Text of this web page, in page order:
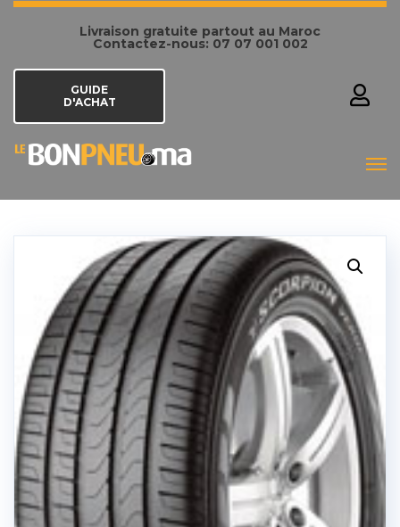
Livraison gratuite partout au Maroc
Contactez-nous: 07 07 001 002
GUIDE
D'ACHAT